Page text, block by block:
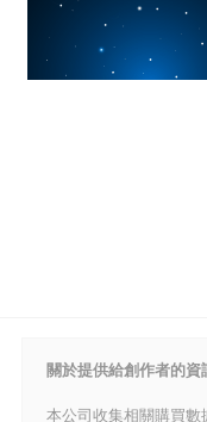
關於提供給創作者的資
本公司收集相關購買數